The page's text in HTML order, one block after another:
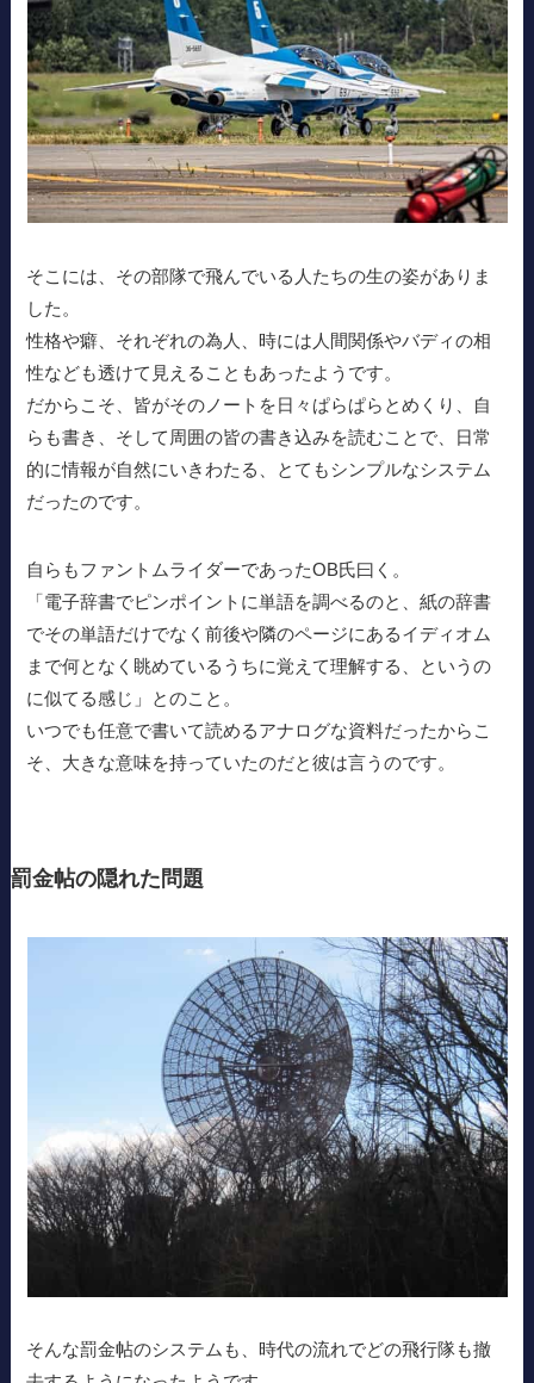
そこには、その部隊で飛んでいる人たちの生の姿がありま
した。
性格や癖、それぞれの為人、時には人間関係やバディの相
性なども透けて見えることもあったようです。
だからこそ、皆がそのノートを日々ぱらぱらとめくり、自
らも書き、そして周囲の皆の書き込みを読むことで、日常
的に情報が自然にいきわたる、とてもシンプルなシステム
だったのです。
自らもファントムライダーであったOB氏曰く。
「電子辞書でピンポイントに単語を調べるのと、紙の辞書
でその単語だけでなく前後や隣のページにあるイディオム
まで何となく眺めているうちに覚えて理解する、というの
に似てる感じ」とのこと。
いつでも任意で書いて読めるアナログな資料だったからこ
そ、大きな意味を持っていたのだと彼は言うのです。
罰金帖の隠れた問題
そんな罰金帖のシステムも、時代の流れでどの飛行隊も撤